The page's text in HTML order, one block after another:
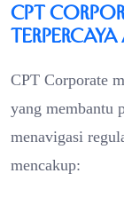
CPT
Terpercaya
CPT Corporate
yang membantu
menavigasi
mencakup: